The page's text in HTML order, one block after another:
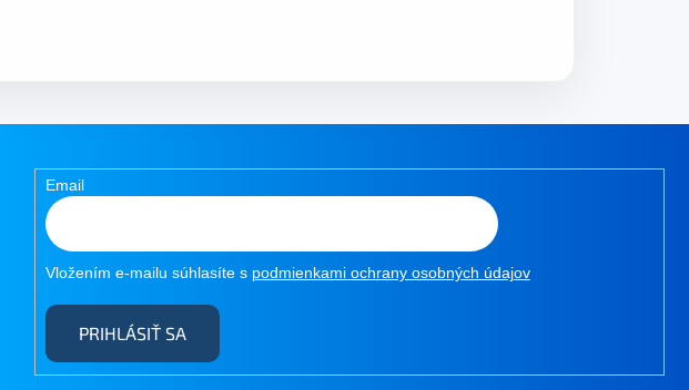
Email
Vložením e-mailu súhlasíte s podmienkami ochrany osobných údajov
PRIHLÁSIŤ SA